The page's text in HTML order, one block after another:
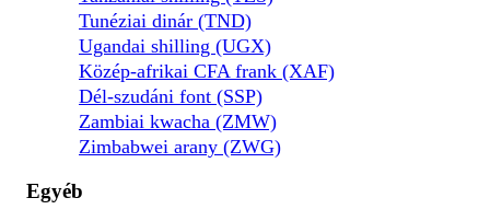
Tunéziai dinár (TND)
Ugandai shilling (UGX)
Közép-afrikai CFA frank (XAF)
Dél-szudáni font (SSP)
Zambiai kwacha (ZMW)
Zimbabwei arany (ZWG)
Egyéb